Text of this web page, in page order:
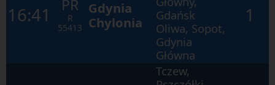
16:41 PR
R
55413
Gdynia
Chylonia
Gdańsk
Oliwa, Sopot,
Gdynia
Główna
1
Tczew,